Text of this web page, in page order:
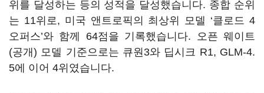
위를 달성하는 등의 성적을 달성했습니다. 종합 순위
는 11위로, 미국 앤트로픽의 최상위 모델 ‘클로드 4
오퍼스’와 함께 64점을 기록했습니다. 오픈 웨이트
(공개) 모델 기준으로는 큐원3와 딥시크 R1, GLM-4.
5에 이어 4위였습니다.